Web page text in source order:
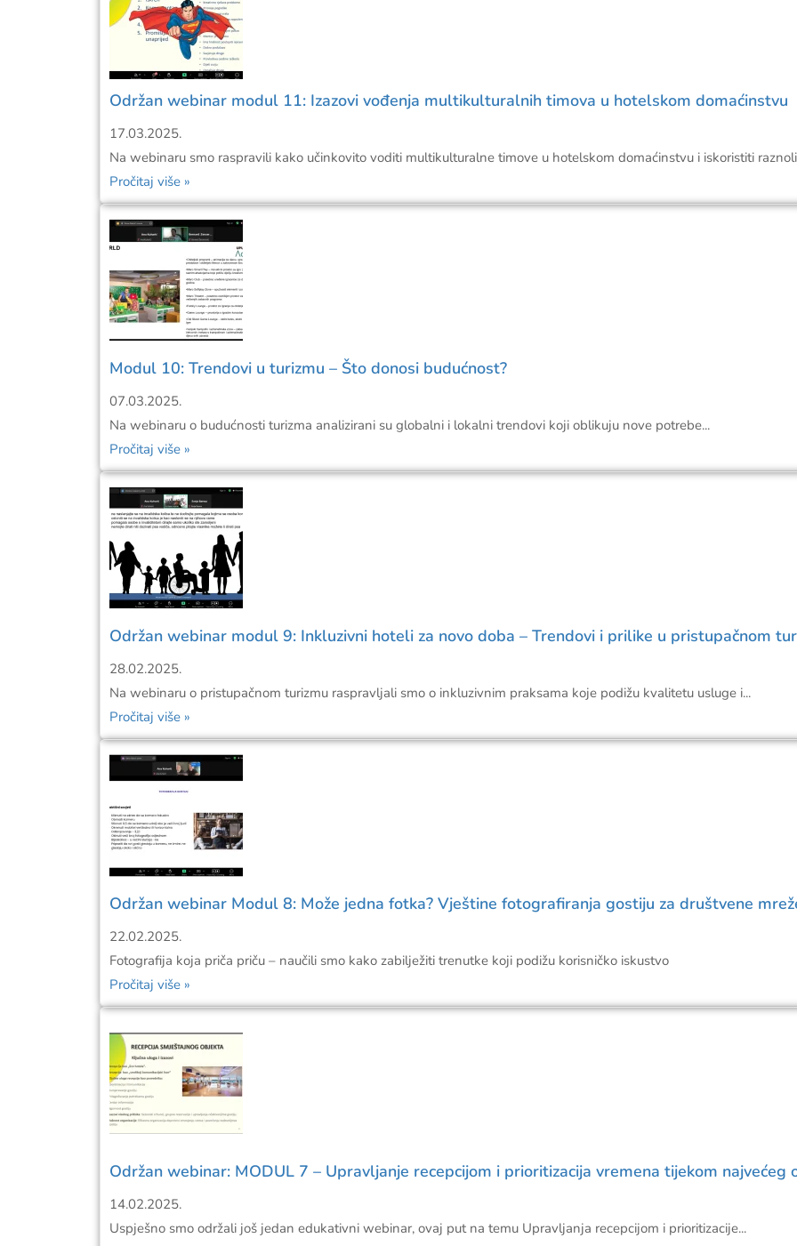
Održan webinar modul 11: Izazovi vođenja multikulturalnih timova u hotelskom domaćinstvu
17.03.2025.
Na webinaru smo raspravili kako učinkovito voditi multikulturalne timove u hotelskom domaćinstvu i iskoristiti
Pročitaj više »
Modul 10: Trendovi u turizmu – Što donosi budućnost?
07.03.2025.
Na webinaru o budućnosti turizma analizirani su globalni i lokalni trendovi koji oblikuju nove potrebe...
Pročitaj više »
Održan webinar modul 9: Inkluzivni hoteli za novo doba – Trendovi i prilike u pristupačnom
28.02.2025.
Na webinaru o pristupačnom turizmu raspravljali smo o inkluzivnim praksama koje podižu kvalitetu usluge i...
Pročitaj više »
Održan webinar Modul 8: Može jedna fotka? Vještine fotografiranja gostiju za društvene
22.02.2025.
Fotografija koja priča priču – naučili smo kako zabilježiti trenutke koji podižu korisničko iskustvo
Pročitaj više »
Održan webinar: MODUL 7 – Upravljanje recepcijom i prioritizacija vremena tijekom najvećeg
14.02.2025.
Uspješno smo održali još jedan edukativni webinar, ovaj put na temu Upravljanja recepcijom i prioritizacije...